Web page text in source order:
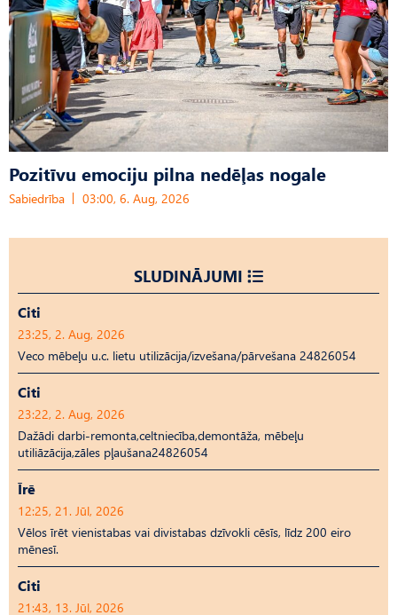
Pozitīvu emociju pilna nedēļas nogale
Sabiedrība 03:00, 6. Aug, 2026
SLUDINĀJUMI
Citi
23:25, 2. Aug, 2026
Veco mēbeļu u.c. lietu utilizācija/izvešana/pārvešana 24826054
Citi
23:22, 2. Aug, 2026
Dažādi darbi-remonta,celtniecība,demontāža, mēbeļu
utiliāzācija,zāles pļaušana24826054
Īrē
12:25, 21. Jūl, 2026
Vēlos īrēt vienistabas vai divistabas dzīvokli cēsīs, līdz 200 eiro
mēnesī.
Citi
21:43, 13. Jūl, 2026